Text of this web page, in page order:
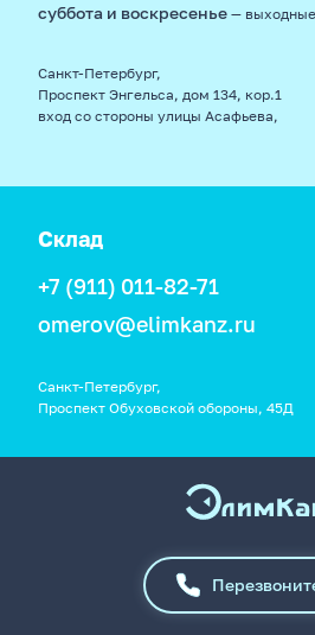
суббота и воскресенье — выходные
Санкт-Петербург,
Проспект Энгельса, дом 134, кор.1
вход со стороны улицы Асафьева,
Склад
+7 (911) 011-82-71
omerov@elimkanz.ru
Санкт-Петербург,
Проспект Обуховской обороны, 45Д